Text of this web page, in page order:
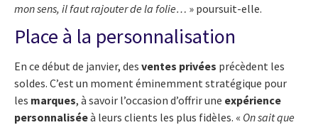
mon sens, il faut rajouter de la folie… » poursuit-elle.
Place à la personnalisation
En ce début de janvier, des ventes privées précèdent les
soldes. C’est un moment éminemment stratégique pour
les marques, à savoir l’occasion d’offrir une expérience
personnaliséeà leurs clients les plus fidèles. « On sait que